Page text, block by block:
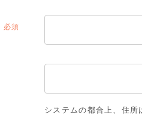
システムの都合上、住